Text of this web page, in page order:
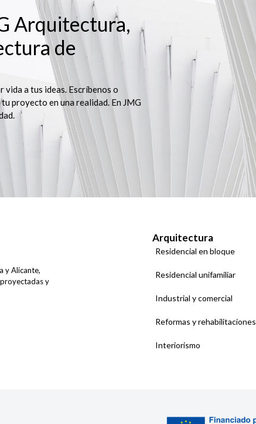
Arquitectura,
de
vida a tus ideas. Escríbenos o
proyecto en una realidad. En JMG
y Alicante,
y
Arquitectura
Residencial en bloque
Residencial unifamiliar
Industrial y comercial
Reformas y rehabilitaciones
Interiorismo